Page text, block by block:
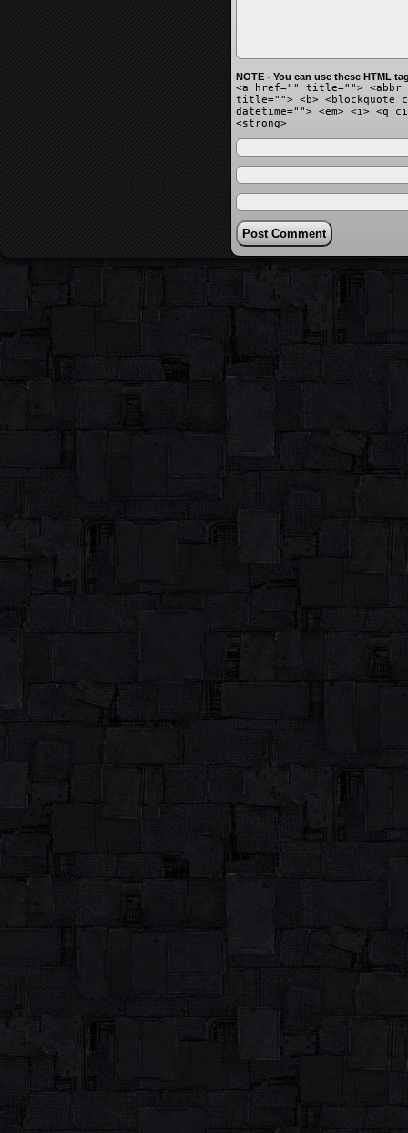
NOTE - You can use these HTML
<a href="" title=""> <abbr
title=""> <b> <blockquote
datetime=""> <em> <i> <q
<strong>